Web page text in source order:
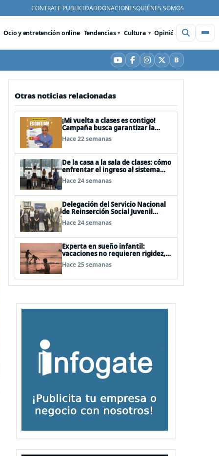
CONTRATE PUBLICIDADDONACIONESQUIÉNES SOMOS
Ocio y entretención online Tendencias Cultura Opinión Videos
YouTube
Facebook
Instagram
X BBluesky
Otras noticias relacionadas
¡Mi vuelta a clases es contigo!
Campaña busca garantizar la
educación de 85 niños, niñas y
adolescentes con cáncer
Hace 22 semanas
De la casa a la sala de clases: cómo
enfrentar el ingreso al sistema
escolar
Hace 24 semanas
Delegación del Servicio Nacional
de Reinserción Social Juvenil
realiza proceso de formación
especializada en España
Hace 24 semanas
Experta en sueño infantil:
vacaciones no requieren rigidez,
pero sí mínimos de rutina
Hace 25 semanas